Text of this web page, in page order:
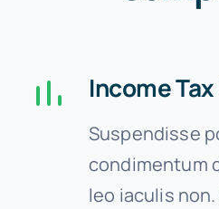
Income
Suspendisse
condimentum
leo iaculis